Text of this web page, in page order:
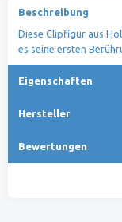
Beschreibung
Diese Clipfigur aus
es seine ersten
Eigenschaften
Hersteller
Bewertungen